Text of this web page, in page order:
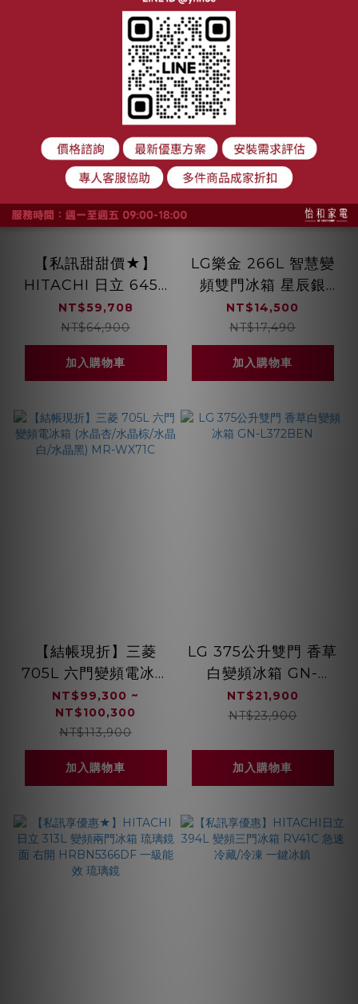
【私訊甜甜價★】
HITACHI 日立 645L
變頻 四門十字對開冰
箱
HR4N9713DFSVA
琉璃黑
NT$59,708
NT$64,900
加入購物車
LG樂金 266L 智慧變
頻雙門冰箱 星辰銀
GN-L266SVN
NT$14,500
NT$17,490
加入購物車
【結帳現折】三菱
705L 六門變頻電冰箱
(水晶杏/水晶棕/水晶
白/水晶黑) MR-
WX71C
NT$99,300 ~
NT$100,300
NT$113,900
加入購物車
LG 375公升雙門 香草
白變頻冰箱 GN-
L372BEN
NT$21,900
NT$23,900
加入購物車